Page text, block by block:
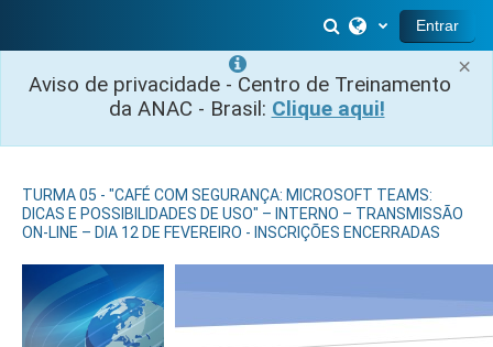
×
Aviso de privacidade - Centro de Treinamento
da ANAC - Brasil: Clique aqui!
Alternar entrada
Entrar
TURMA 05 - "CAFÉ COM SEGURANÇA: MICROSOFT TEAMS:
DICAS E POSSIBILIDADES DE USO" – INTERNO – TRANSMISSÃO
ON-LINE – DIA 12 DE FEVEREIRO - INSCRIÇÕES ENCERRADAS